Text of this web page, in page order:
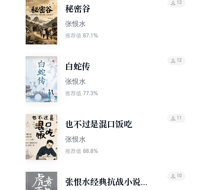
秘密谷
张恨水
推荐值 87.1%
13
白蛇传
张恨水
推荐值 77.3%
12
也不过是混口饭吃
张恨水
推荐值 88.8%
11
张恨水经典抗战小说系
10